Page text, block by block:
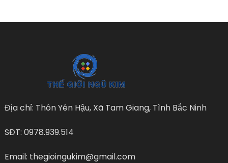
Địa chỉ: Thôn Yên Hậu, Xã Tam Giang, Tình Bắc Ninh
SĐT: 0978.939.514
Email: thegioingukim@gmail.com